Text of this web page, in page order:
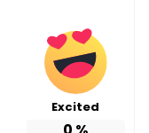
Excited